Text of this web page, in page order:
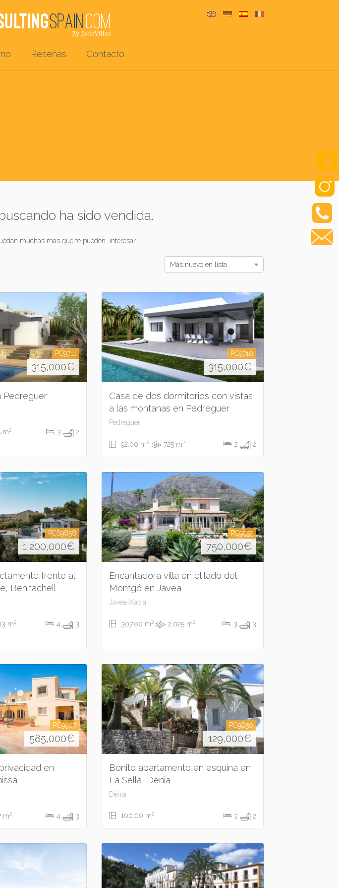
Reseñas Contacto
ha sido vendida.
muchas mas que te pueden interesar.
Más nuevo en lista
PC9711
315,000€
Pedreguer
m2 3 2
PC9710
315,000€
Casa de dos dormitorios con vistas
a las montanas en Pedreguer
Pedreguer
92.00 m2 725 m2 2 2
PCS9858
1,200,000€
frente al
Benitachell
m2 4 3
PC9955
750,000€
Encantadora villa en el lado del
Montgó en Javea
Javea-Xabia
307.00 m2 2,025 m2 3 3
PC9907
585,000€
en
m2 4 3
PC9850
129,000€
Bonito apartamento en esquina en
La Sella, Denia
Dénia
100.00 m2 2 2